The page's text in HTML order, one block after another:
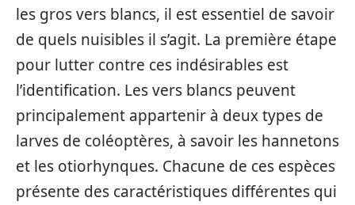
les gros vers blancs, il est essentiel de savoir
de quels nuisibles il s’agit. La première étape
pour lutter contre ces indésirables est
l’identification. Les vers blancs peuvent
principalement appartenir à deux types de
larves de coléoptères, à savoir les hannetons
et les otiorhynques. Chacune de ces espèces
présente des caractéristiques différentes qui